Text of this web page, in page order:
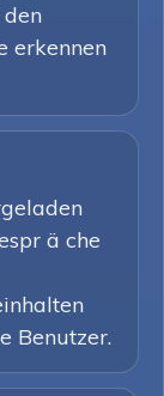
erkennen
ä che
Benutzer.